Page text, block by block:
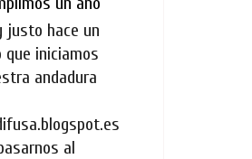
justo hace un
que iniciamos
andadura
al